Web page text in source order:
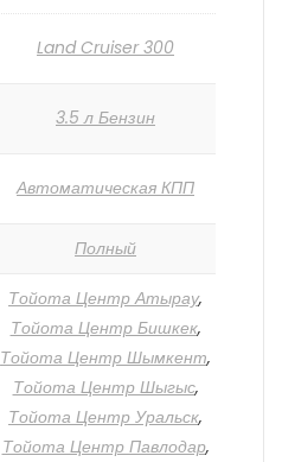
Land Cruiser 300
3.5 л Бензин
Автоматическая КПП
Полный
Тойота Центр Атырау,
Тойота Центр Бишкек,
Тойота Центр Шымкент,
Тойота Центр Шыгыс,
Тойота Центр Уральск,
Тойота Центр Павлодар,